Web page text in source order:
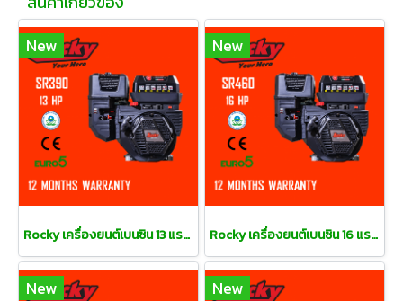
New
Rocky เครื่องยนต์เบนซิน 13 แรงม้า
New
Rocky เครื่องยนต์เบนซิน 16 แรงม้า
New New